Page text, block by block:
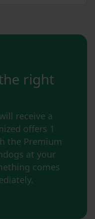
right
receive a
offers 1
the Premium
at your
comes